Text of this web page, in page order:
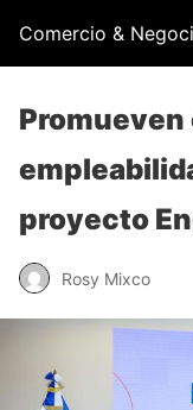
Comercio &
proyecto
Rosy Mixco